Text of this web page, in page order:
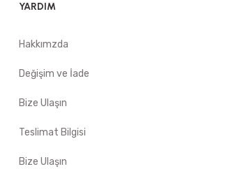
YARDIM
Hakkımzda
Değişim ve İade
Bize Ulaşın
Teslimat Bilgisi
Bize Ulaşın